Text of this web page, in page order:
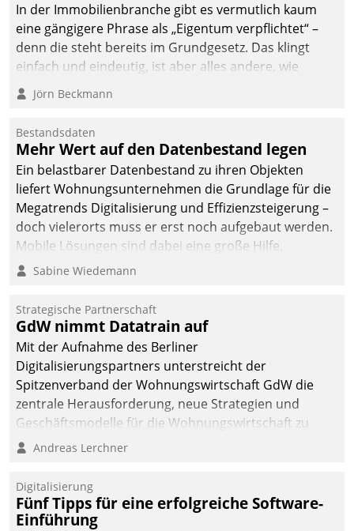
In der Immobilienbranche gibt es vermutlich kaum
eine gängigere Phrase als „Eigentum verpflichtet“ –
denn die steht bereits im Grundgesetz. Das klingt
einfach und eindeutig, ist aber alles andere, wie
Branchenbeschäftigte wissen. Denn mit der
Verantwortung folgen Verpflichtungen.
Jörn Beckmann
Bestandsdaten
Mehr Wert auf den Datenbestand legen
Ein belastbarer Datenbestand zu ihren Objekten
liefert Wohnungsunternehmen die Grundlage für die
Megatrends Digitalisierung und Effizienzsteigerung –
doch vielerorts muss er erst noch aufgebaut werden.
Mobile Lösungen sind dabei eine große Hilfe.
Sabine Wiedemann
Strategische Partnerschaft
GdW nimmt Datatrain auf
Mit der Aufnahme des Berliner
Digitalisierungspartners unterstreicht der
Spitzenverband der Wohnungswirtschaft GdW die
zentrale Herausforderung, neue Strategien und
Geschäftsmodelle für die Wohnungswirtschaft zu
entwickeln.
Andreas Lerchner
Digitalisierung
Fünf Tipps für eine erfolgreiche Software-
Einführung